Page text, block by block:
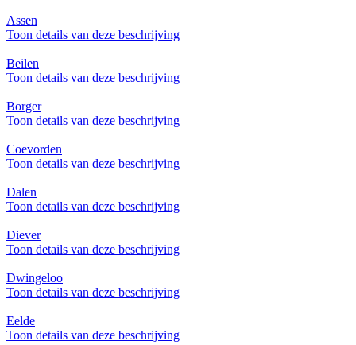
Assen
Toon details van deze beschrijving
Beilen
Toon details van deze beschrijving
Borger
Toon details van deze beschrijving
Coevorden
Toon details van deze beschrijving
Dalen
Toon details van deze beschrijving
Diever
Toon details van deze beschrijving
Dwingeloo
Toon details van deze beschrijving
Eelde
Toon details van deze beschrijving